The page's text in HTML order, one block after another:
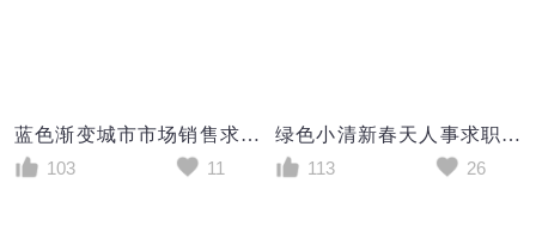
蓝色渐变城市市场销售求职成套个人简历1-3年word模板
103
11
绿色小清新春天人事求职成套个人简历Word模板
113
26